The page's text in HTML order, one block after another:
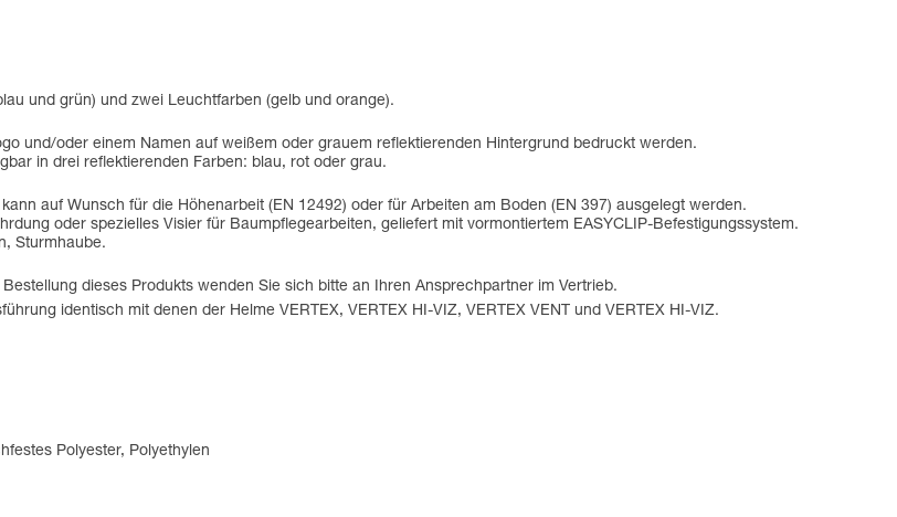
und grün) und zwei Leuchtfarben (gelb und orange).
und/oder einem Namen auf weißem oder grauem reflektierenden Hintergrund bedruckt werden.
in drei reflektierenden Farben: blau, rot oder grau.
auf Wunsch für die Höhenarbeit (EN 12492) oder für Arbeiten am Boden (EN 397) ausgelegt werden.
oder spezielles Visier für Baumpflegearbeiten, geliefert mit vormontiertem EASYCLIP-Befestigungssystem.
Sturmhaube.
dieses Produkts wenden Sie sich bitte an Ihren Ansprechpartner im Vertrieb.
identisch mit denen der Helme VERTEX, VERTEX HI-VIZ, VERTEX VENT und VERTEX HI-VIZ.
Polyester, Polyethylen